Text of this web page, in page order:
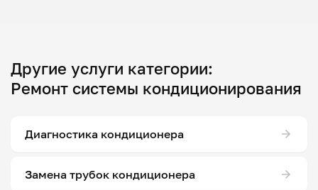
Другие услуги категории:
Ремонт системы кондиционирования
Диагностика кондиционера
Замена трубок кондиционера